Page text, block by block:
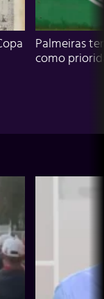
Palmeiras
como